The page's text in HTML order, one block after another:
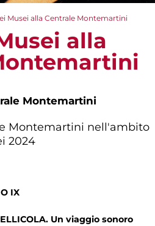
Musei alla Centrale Montemartini
alla
Montemartini
Montemartini nell'ambito
2024
IX
Un viaggio sonoro